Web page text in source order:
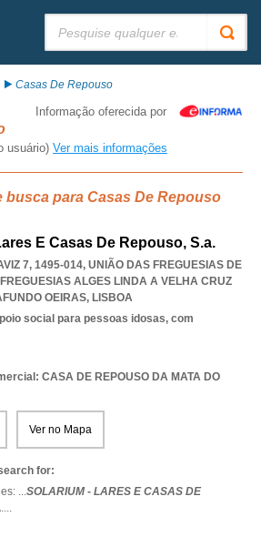
Casas De Repouso
Informação oferecida por
usuário) Ver mais informações
busca para Casas De Repouso
E Casas De Repouso, S.a.
7, 1495-014, UNIÃO DAS FREGUESIAS DE
ALGES LINDA A VELHA CRUZ
OEIRAS, LISBOA
social para pessoas idosas, com
CASA DE REPOUSO DA MATA DO
Ver no Mapa
for:
...SOLARIUM - LARES E CASAS DE
...